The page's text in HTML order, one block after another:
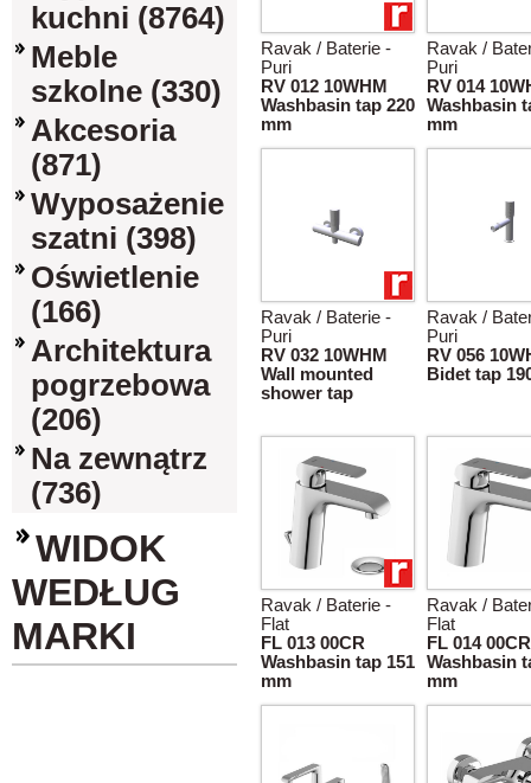
kuchni (8764)
Meble
szkolne (330)
Akcesoria
(871)
Wyposażenie
szatni (398)
Oświetlenie
(166)
Architektura
pogrzebowa
(206)
Na zewnątrz
(736)
WIDOK
WEDŁUG
MARKI
Ravak / Baterie -
Puri
RV 012 10WHM
Washbasin tap 220
mm
Ravak /
Puri
RV 014
Washbasin
mm
Ravak / Baterie -
Puri
RV 032 10WHM
Wall mounted
shower tap
Ravak /
Puri
RV 056
Bidet tap
Ravak / Baterie -
Flat
FL 013 00CR
Washbasin tap 151
mm
Ravak /
Flat
FL 014 00CR
Washbasin
mm